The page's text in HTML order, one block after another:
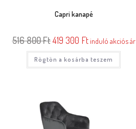
Capri kanapé
516 800Ft419 300 Ftinduló akciós ár
Rögtön a kosárba teszem